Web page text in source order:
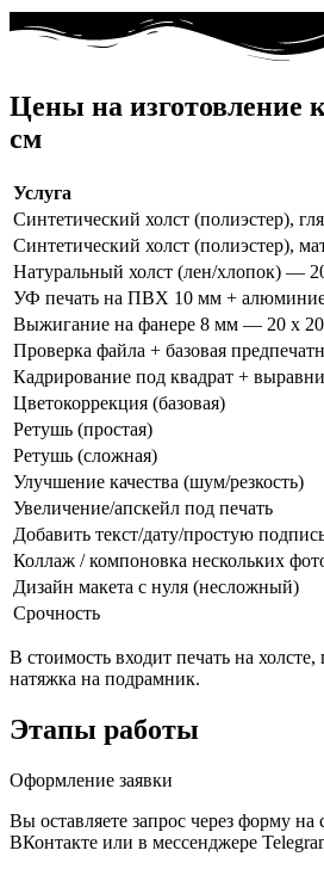
Цены на изготовление
см
Услуга
Синтетический холст (полиэстер),
Синтетический холст (полиэстер),
Натуральный холст (лен/хлопок) —
УФ печать на ПВХ 10 мм +
Выжигание на фанере 8 мм — 20 x 20
Проверка файла + базовая
Кадрирование под квадрат +
Цветокоррекция (базовая)
Ретушь (простая)
Ретушь (сложная)
Улучшение качества (шум/резкость)
Увеличение/апскейл под печать
Добавить текст/дату/простую
Коллаж / компоновка нескольких
Дизайн макета с нуля (несложный)
Срочность
В стоимость входит печать на
натяжка на подрамник.
Этапы работы
Оформление заявки
Вы оставляете запрос через форму
ВКонтакте или в мессенджере